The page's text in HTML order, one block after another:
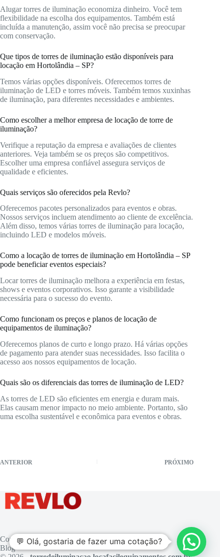
Alugar torres de iluminação economiza dinheiro. Você tem
flexibilidade na escolha dos equipamentos. Também está
incluída a manutenção, assim você não precisa se preocupar
com conservação.
Que tipos de torres de iluminação estão disponíveis para
locação em Hortolândia – SP?
Temos várias opções disponíveis. Oferecemos torres de
iluminação de LED e torres móveis. Também temos xuxinhas
de iluminação, para diferentes necessidades e ambientes.
Como escolher a melhor empresa de locação de torre de
iluminação?
Verifique a reputação da empresa e avaliações de clientes
anteriores. Veja também se os preços são competitivos.
Escolher uma empresa confiável assegura serviços de
qualidade e eficientes.
Quais serviços são oferecidos pela Revlo?
Oferecemos pacotes personalizados para eventos e obras.
Nossos serviços incluem atendimento ao cliente de excelência.
Além disso, temos várias torres de iluminação para locação,
incluindo LED e modelos móveis.
Como a locação de torres de iluminação em Hortolândia – SP
pode beneficiar eventos especiais?
Locar torres de iluminação melhora a experiência em festas,
shows e eventos corporativos. Isso garante a visibilidade
necessária para o sucesso do evento.
Como funcionam os preços e planos de locação de
equipamentos de iluminação?
Oferecemos planos de curto e longo prazo. Há várias opções
de pagamento para atender suas necessidades. Isso facilita o
acesso aos nossos equipamentos de locação.
Quais são os diferenciais das torres de iluminação de LED?
As torres de LED são eficientes em energia e duram mais.
Elas causam menor impacto no meio ambiente. Portanto, são
uma escolha sustentável e econômica para eventos e obras.
ANTERIOR PRÓXIMO
Contato
Blog
💬 Olá, gostaria de fazer uma cotação?